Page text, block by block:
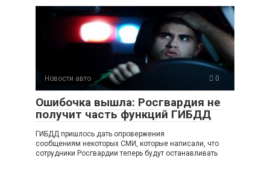
Новости авто 0
Ошибочка вышла: Росгвардия не
получит часть функций ГИБДД
ГИБДД пришлось дать опровержения
сообщениям некоторых СМИ, которые написали, что
сотрудники Росгвардии теперь будут останавливать